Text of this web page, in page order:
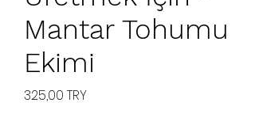
Mantar Tohumu
Ekimi
325,00 TRYPreis